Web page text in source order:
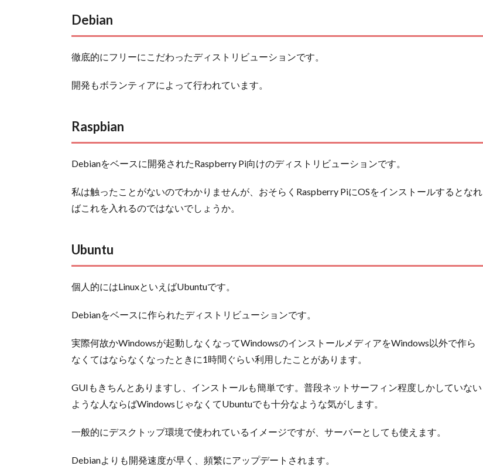
Debian
徹底的にフリーにこだわったディストリビューションです。
開発もボランティアによって行われています。
Raspbian
Debianをベースに開発されたRaspberry Pi向けのディストリビューションです。
私は触ったことがないのでわかりませんが、おそらくRaspberry PiにOSをインストールするとなれ
ばこれを入れるのではないでしょうか。
Ubuntu
個人的にはLinuxといえばUbuntuです。
Debianをベースに作られたディストリビューションです。
実際何故かWindowsが起動しなくなってWindowsのインストールメディアをWindows以外で作ら
なくてはならなくなったときに1時間ぐらい利用したことがあります。
GUIもきちんとありますし、インストールも簡単です。普段ネットサーフィン程度しかしていない
ような人ならばWindowsじゃなくてUbuntuでも十分なような気がします。
一般的にデスクトップ環境で使われているイメージですが、サーバーとしても使えます。
Debianよりも開発速度が早く、頻繁にアップデートされます。